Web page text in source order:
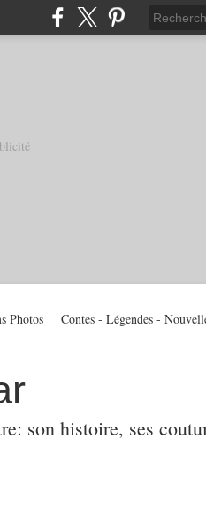
son histoire, ses
Photos Contes - Légendes -